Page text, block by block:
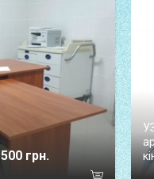
500 грн.